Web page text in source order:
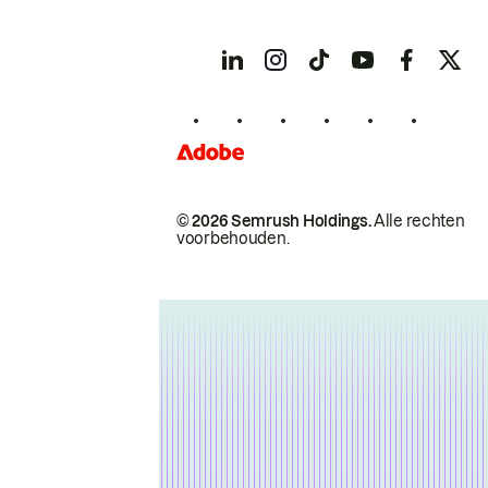
© 2026 Semrush Holdings.Alle rechten
voorbehouden.